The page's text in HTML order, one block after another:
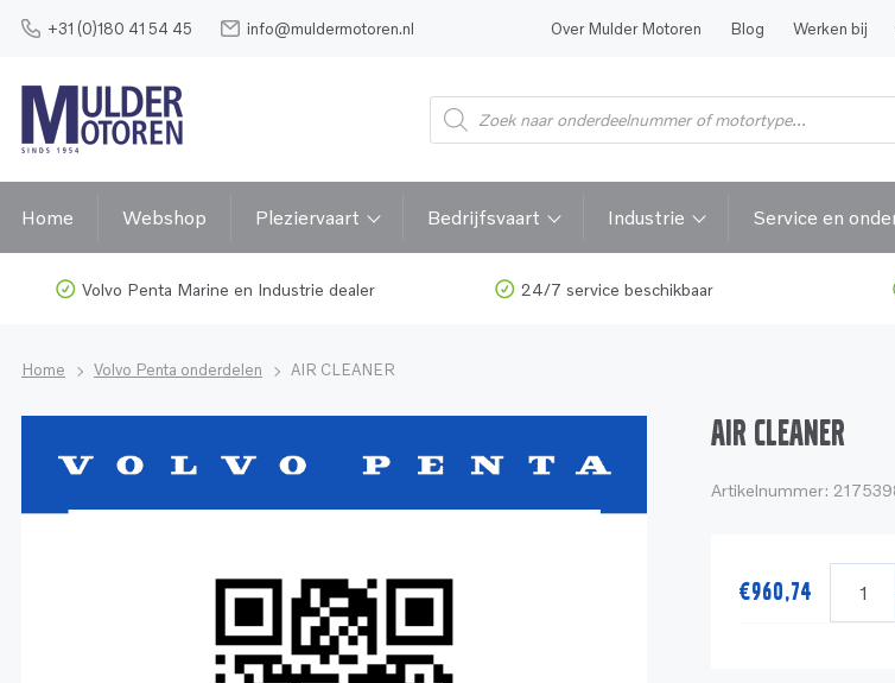
+31 (0)180 41 54 45 info@muldermotoren.nl Over Mulder Motoren Blog Werken bij
Home Webshop Pleziervaart Bedrijfsvaart Industrie Service en
Volvo Penta Marine en Industrie dealer 24/7 service beschikbaar
Home Volvo Penta onderdelen AIR CLEANER
AIR CLEANER
Artikelnummer:
€960,74